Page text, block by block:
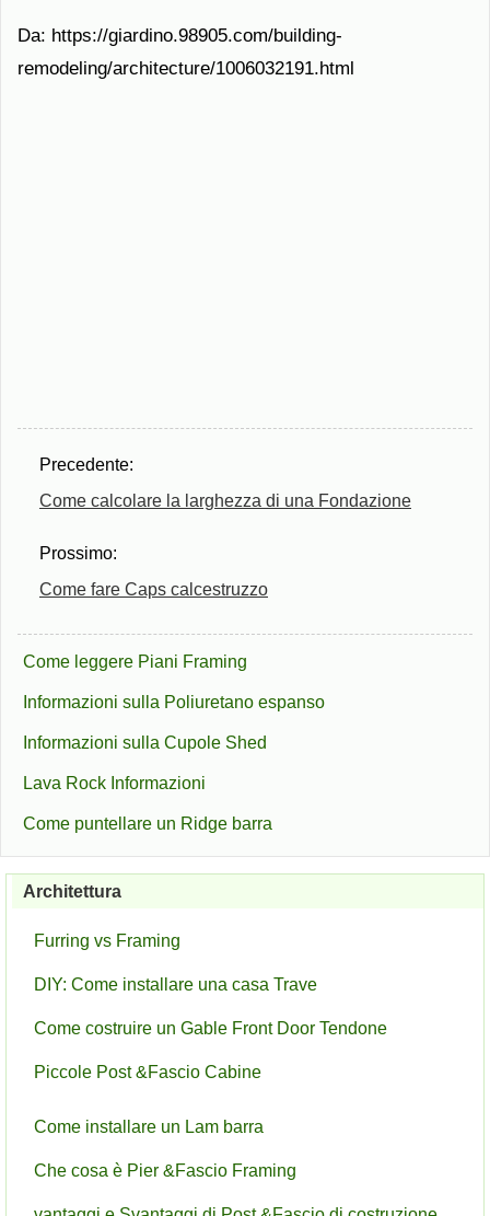
Da: https://giardino.98905.com/building-
remodeling/architecture/1006032191.html
Precedente:
Come calcolare la larghezza di una Fondazione
Prossimo:
Come fare Caps calcestruzzo
Come leggere Piani Framing
Informazioni sulla Poliuretano espanso
Informazioni sulla Cupole Shed
Lava Rock Informazioni
Come puntellare un Ridge barra
Architettura
Furring vs Framing
DIY: Come installare una casa Trave
Come costruire un Gable Front Door Tendone
Piccole Post &Fascio Cabine
Come installare un Lam barra
Che cosa è Pier &Fascio Framing